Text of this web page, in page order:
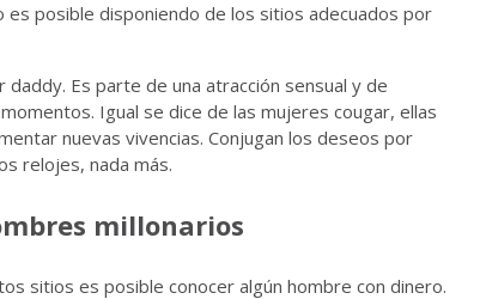
es posible disponiendo de los sitios adecuados por
Es parte de una atracción sensual y de
Igual se dice de las mujeres cougar, ellas
nuevas vivencias. Conjugan los deseos por
relojes, nada más.
millonarios
sitios es posible conocer algún hombre con dinero.